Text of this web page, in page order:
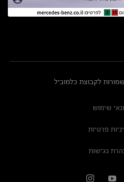
לקבוצת כלמוביל
שימוש
פרטיות
נגישות